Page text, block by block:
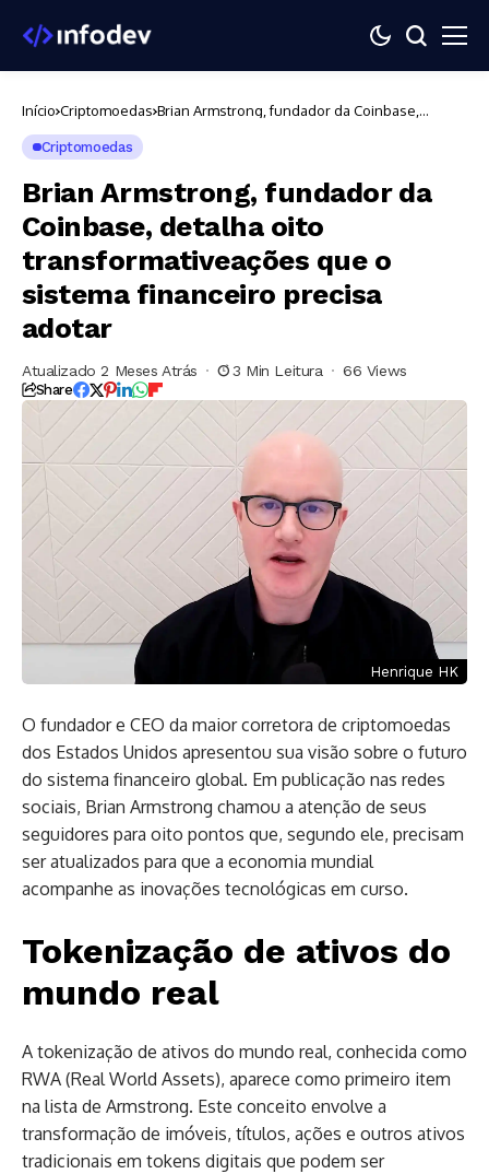
Início Criptomoedas Brian Armstrong, fundador da Coinbase,
Criptomoedas
Brian Armstrong, fundador da
Coinbase, detalha oito
transformativeações que o
sistema financeiro precisa
adotar
Atualizado 2 Meses Atrás 3 Min Leitura 66 Views
Share
Henrique HK
O fundador e CEO da maior corretora de criptomoedas
dos Estados Unidos apresentou sua visão sobre o futuro
do sistema financeiro global. Em publicação nas redes
sociais, Brian Armstrong chamou a atenção de seus
seguidores para oito pontos que, segundo ele, precisam
ser atualizados para que a economia mundial
acompanhe as inovações tecnológicas em curso.
Tokenização de ativos do
mundo real
A tokenização de ativos do mundo real, conhecida como
RWA (Real World Assets), aparece como primeiro item
na lista de Armstrong. Este conceito envolve a
transformação de imóveis, títulos, ações e outros ativos
tradicionais em tokens digitais que podem ser